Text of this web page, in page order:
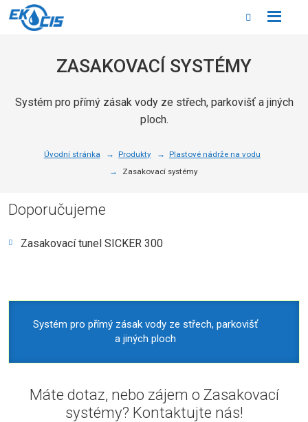
ZASAKOVACÍ SYSTÉMY
Systém pro přímý zásak vody ze střech, parkovišť a jiných
ploch.
Úvodní stránka Produkty
Plastové nádrže na vodu
Zasakovací systémy
Doporučujeme
Zasakovací tunel SICKER 300
Systém pro přímý zásak vody ze střech, parkovišť
a jiných ploch
Máte dotaz, nebo zájem o Zasakovací
systémy? Kontaktujte nás!